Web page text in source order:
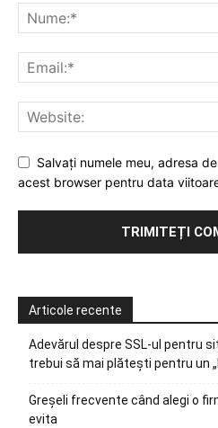
Salvați numele meu, adresa
acest browser pentru data
Articole recente
Adevărul despre SSL-ul pentru
trebui să mai plătești pentru un
Greșeli frecvente când alegi o
evita